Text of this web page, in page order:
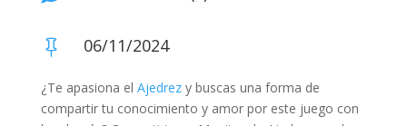
 06/11/2024
¿Te apasiona el Ajedrezy buscas una forma de
compartir tu conocimiento y amor por este juego con